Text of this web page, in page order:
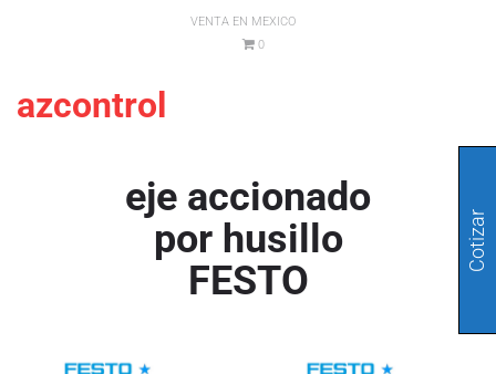
VENTA EN MEXICO
0
azcontrol
eje accionado
por husillo
FESTO
Cotizar